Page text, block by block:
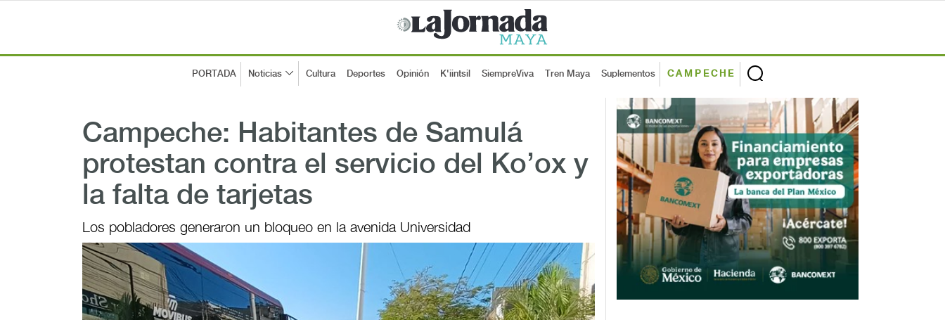
PORTADA Noticias Cultura Deportes Opinión K'iintsil SiempreViva Tren Maya Suplementos CAMPECHE
Campeche: Habitantes de Samulá
protestan contra el servicio del Ko’ox y
la falta de tarjetas
Los pobladores generaron un bloqueo en la avenida Universidad